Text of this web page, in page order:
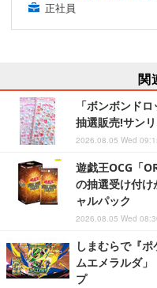
正社員
関
「ボンボンド
抽選販売!サン
2026.08.05 Wed
遊戯王OCG「
の抽選受け付
ャルパック
2026.08.05 Wed
しまむらで『
ムエメラルダ
プ